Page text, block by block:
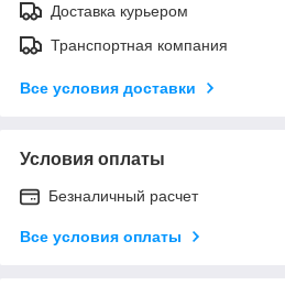
Доставка курьером
Транспортная компания
Все условия доставки
Условия оплаты
Безналичный расчет
Все условия оплаты